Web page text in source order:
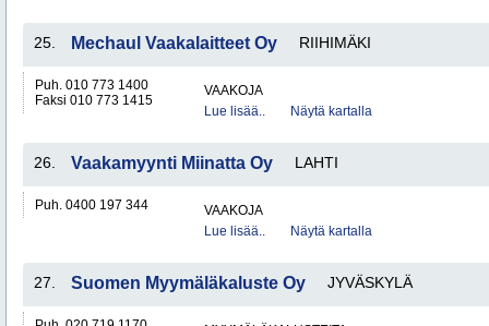
25. Mechaul Vaakalaitteet Oy RIIHIMÄKI
Puh. 010 773 1400
Faksi 010 773 1415
VAAKOJA
Lue lisää..
Näytä kartalla
26. Vaakamyynti Miinatta Oy LAHTI
Puh. 0400 197 344
VAAKOJA
Lue lisää..
Näytä kartalla
27. Suomen Myymäläkaluste Oy JYVÄSKYLÄ